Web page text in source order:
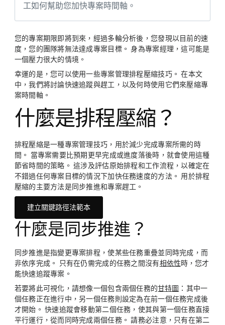
工如何幫助您加快專案時間軸。
您的專案期限即將到來，經過多輪分析後，您發現以目前的速
度，您的團隊將無法達成專案目標。 身為專案經理，這可能是
一個壓力很大的情境。
幸運的是，您可以使用一些專案管理排程壓縮技巧。 在本文
中，我們將討論快速追蹤與趕工，以及何時使用它們來壓縮專
案時間軸。
什麼是排程壓縮？
排程壓縮是一種專案管理技巧，用於減少完成專案所需的時
間。 當專案需要比預期更早完成或進度落後時，就會使用這種
節省時間的策略。 這涉及評估原始排程和工作流程，以確定在
不錯過任何專案目標的情況下加快任務速度的方法。 用於排程
壓縮的主要方法是同步推進和專案趕工。
建立關鍵路徑法範本
什麼是同步推進？
同步推進是指變更專案排程，使某些任務重疊並同時完成，而
非依序完成。 只有在仍需完成的任務之間沒有相依性時，您才
能快速追蹤專案。
若要將此可視化，請想像一個包含兩個任務的甘特圖 ：其中一
個任務正在進行中，另一個任務則設定為在前一個任務完成後
才開始。 快速追蹤會移動第二個任務，使其與第一個任務直接
平行運行，從而同時完成兩個任務。 請務必注意，只有在第二